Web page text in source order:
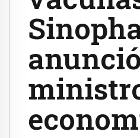
anunció